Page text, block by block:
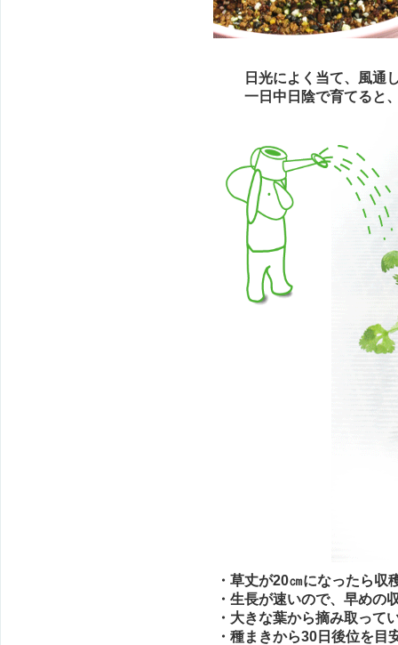
日光によく当て、風通し
一日中日陰で育てると、
・草丈が20㎝になったら収
・生長が速いので、早めの
・大きな葉から摘み取って
・種まきから30日後位を